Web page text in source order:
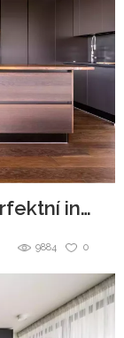
Perfektní byt si zaslouží perfektní interiér
0
9884